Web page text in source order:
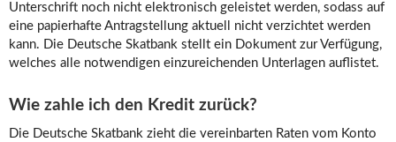
Unterschrift noch nicht elektronisch geleistet werden, sodass auf
eine papierhafte Antragstellung aktuell nicht verzichtet werden
kann. Die Deutsche Skatbank stellt ein Dokument zur Verfügung,
welches alle notwendigen einzureichenden Unterlagen auflistet.
Wie zahle ich den Kredit zurück?
Die Deutsche Skatbank zieht die vereinbarten Raten vom Konto